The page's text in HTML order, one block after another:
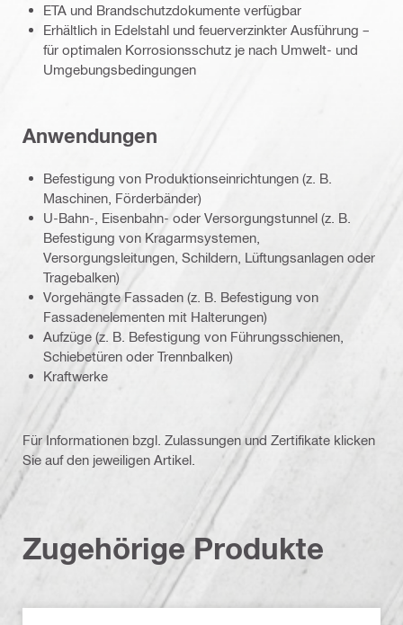
ETA und Brandschutzdokumente verfügbar
Erhältlich in Edelstahl und feuerverzinkter Ausführung –
für optimalen Korrosionsschutz je nach Umwelt- und
Umgebungsbedingungen
Anwendungen
Befestigung von Produktionseinrichtungen (z. B.
Maschinen, Förderbänder)
U-Bahn-, Eisenbahn- oder Versorgungstunnel (z. B.
Befestigung von Kragarmsystemen,
Versorgungsleitungen, Schildern, Lüftungsanlagen oder
Tragebalken)
Vorgehängte Fassaden (z. B. Befestigung von
Fassadenelementen mit Halterungen)
Aufzüge (z. B. Befestigung von Führungsschienen,
Schiebetüren oder Trennbalken)
Kraftwerke
Für Informationen bzgl. Zulassungen und Zertifikate klicken
Sie auf den jeweiligen Artikel.
Zugehörige Produkte